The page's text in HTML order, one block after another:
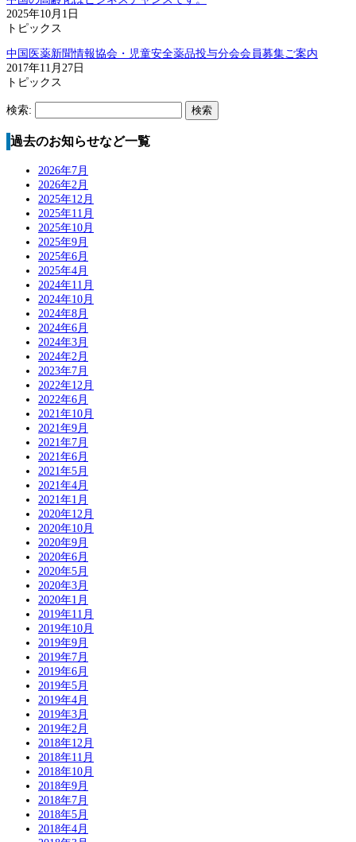
2025年10月1日
トピックス
中国医薬新聞情報協会・児童安全薬品投与分会会員募集ご案内
2017年11月27日
トピックス
検索:
過去のお知らせなど一覧
2026年7月
2026年2月
2025年12月
2025年11月
2025年10月
2025年9月
2025年6月
2025年4月
2024年11月
2024年10月
2024年8月
2024年6月
2024年3月
2024年2月
2023年7月
2022年12月
2022年6月
2021年10月
2021年9月
2021年7月
2021年6月
2021年5月
2021年4月
2021年1月
2020年12月
2020年10月
2020年9月
2020年6月
2020年5月
2020年3月
2020年1月
2019年11月
2019年10月
2019年9月
2019年7月
2019年6月
2019年5月
2019年4月
2019年3月
2019年2月
2018年12月
2018年11月
2018年10月
2018年9月
2018年7月
2018年5月
2018年4月